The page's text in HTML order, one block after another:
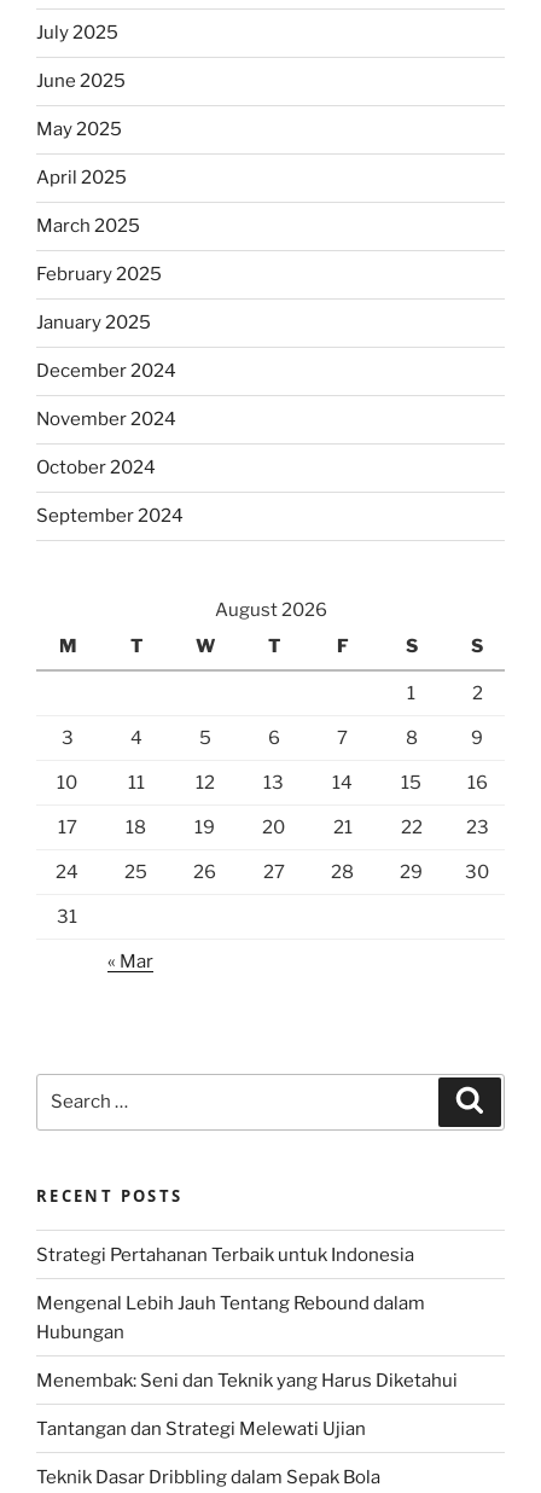
July 2025
June 2025
May 2025
April 2025
March 2025
February 2025
January 2025
December 2024
November 2024
October 2024
September 2024
August 2026
M
T W T F S S
1 2
3 4 5 6 7 8 9
10 11 12 13 14 15 16
17 18 19 20 21 22 23
24 25 26 27 28 29 30
31
« Mar
RECENT POSTS
Strategi Pertahanan Terbaik untuk Indonesia
Mengenal Lebih Jauh Tentang Rebound dalam
Hubungan
Menembak: Seni dan Teknik yang Harus Diketahui
Tantangan dan Strategi Melewati Ujian
Teknik Dasar Dribbling dalam Sepak Bola